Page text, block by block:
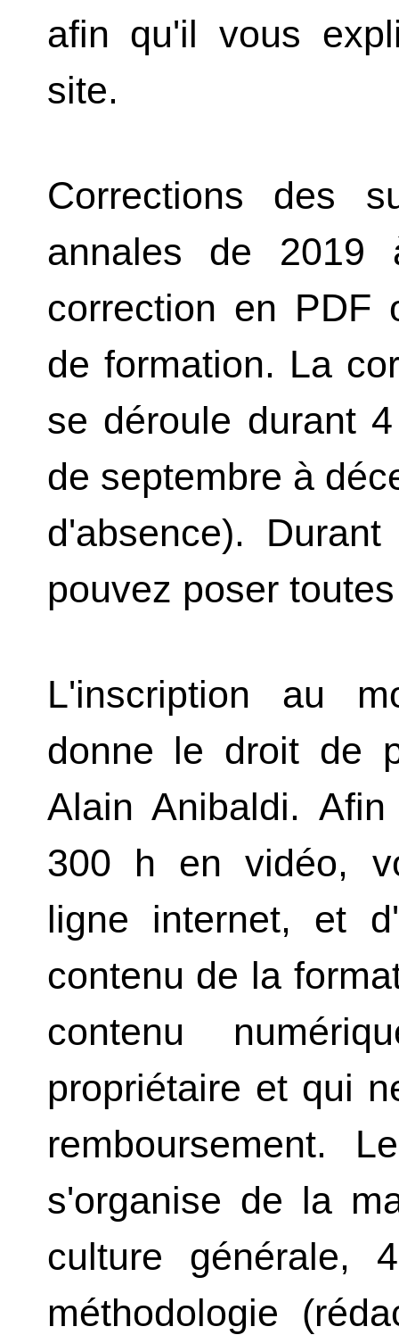
afin qu'il vous
site.
Corrections des
annales de 2019
correction en PDF
de formation. La
se déroule durant
de septembre à
d'absence).
pouvez poser
L'inscription au
donne le droit de
Alain Anibaldi.
300 h en vidéo,
ligne internet, et
contenu de la
contenu
propriétaire et qui
remboursement.
s'organise de la
culture
méthodologie